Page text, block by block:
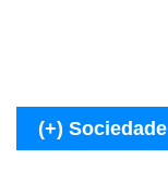
(+) Sociedade